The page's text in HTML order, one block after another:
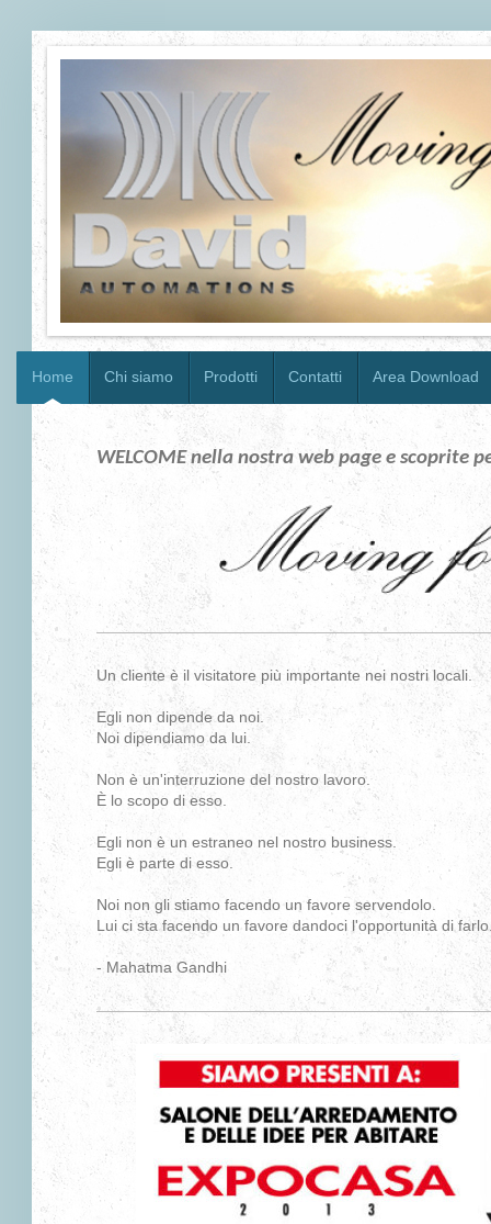
Home Chi siamo Prodotti Contatti Area Download
WELCOME nella nostra web page e scoprite
Un cliente è il visitatore più importante nei nostri locali.
Egli non dipende da noi.
Noi dipendiamo da lui.
Non è un'interruzione del nostro lavoro.
È lo scopo di esso.
Egli non è un estraneo nel nostro business.
Egli è parte di esso.
Noi non gli stiamo facendo un favore servendolo.
Lui ci sta facendo un favore dandoci l'opportunità di
- Mahatma Gandhi